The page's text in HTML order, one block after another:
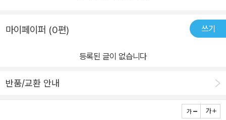
마이페이퍼 (0편) 쓰기
등록된 글이 없습니다
반품/교환 안내